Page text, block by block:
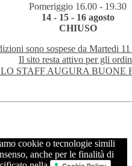
Pomeriggio 16.00 - 19.30
14 - 15 - 16 agosto
CHIUSO
sono sospese da Martedi
Il sito resta attivo per gli
STAFF AUGURA BUONE
cookie o tecnologie simili
anche per le finalità di